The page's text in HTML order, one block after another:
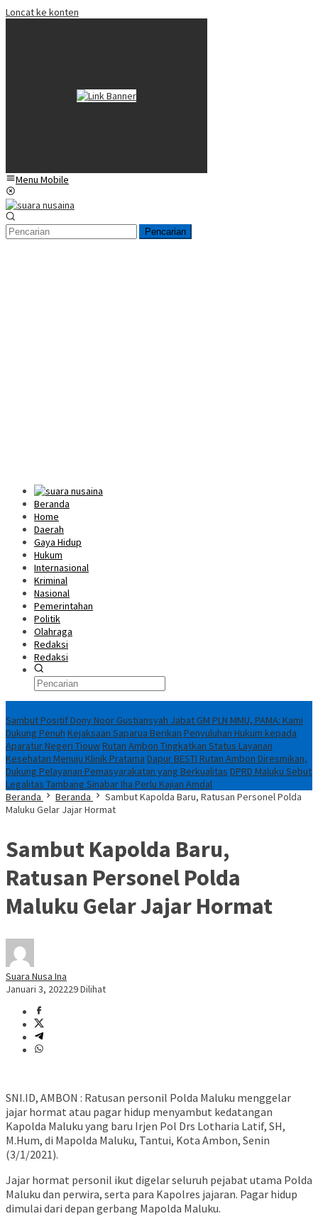
Loncat ke konten
Menu Mobile
Pencarian
Beranda
Home
Daerah
Gaya Hidup
Hukum
Internasional
Kriminal
Nasional
Pemerintahan
Politik
Olahraga
Redaksi
Redaksi
Sambut Positif Dony Noor Gustiansyah Jabat GM PLN MMU, PAMA: Kami
Dukung Penuh Kejaksaan Saparua Berikan Penyuluhan Hukum kepada
Aparatur Negeri TiouwRutan Ambon Tingkatkan Status Layanan
Kesehatan Menuju Klinik Pratama Dapur BESTI Rutan Ambon Diresmikan,
Dukung Pelayanan Pemasyarakatan yang Berkualitas DPRD Maluku Sebut
Legalitas Tambang Sinabar Iha Perlu Kajian Amdal
Beranda
Beranda
Sambut Kapolda Baru, Ratusan Personel Polda
Maluku Gelar Jajar Hormat
Sambut Kapolda Baru,
Ratusan Personel Polda
Maluku Gelar Jajar Hormat
Suara Nusa Ina
Januari 3, 202229 Dilihat
SNI.ID, AMBON : Ratusan personil Polda Maluku menggelar
jajar hormat atau pagar hidup menyambut kedatangan
Kapolda Maluku yang baru Irjen Pol Drs Lotharia Latif, SH,
M.Hum, di Mapolda Maluku, Tantui, Kota Ambon, Senin
(3/1/2021).
Jajar hormat personil ikut digelar seluruh pejabat utama Polda
Maluku dan perwira, serta para Kapolres jajaran. Pagar hidup
dimulai dari depan gerbang Mapolda Maluku.